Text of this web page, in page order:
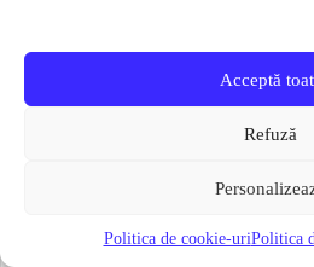
Acceptă
Refuză
Politica de cookie-uriPolitica